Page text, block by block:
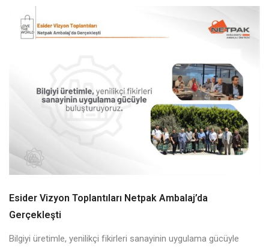
Esider Vizyon Toplantıları Netpak Ambalaj’da
Gerçekleşti
Bilgiyi üretimle, yenilikçi fikirleri sanayinin uygulama gücüyle